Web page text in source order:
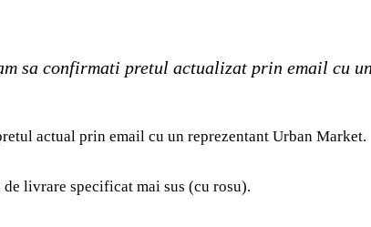
sa confirmati pretul actualizat prin email cu
actual prin email cu un reprezentant Urban Market.
livrare specificat mai sus (cu rosu).